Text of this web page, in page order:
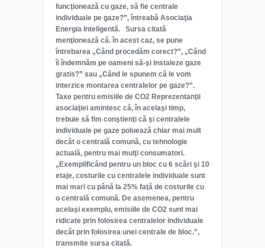
funcţionează cu gaze, să fie centrale
individuale pe gaze?”, întreabă Asociaţia
Energia Inteligentă. Sursa citată
menţionează că. în acest caz, se pune
întrebarea „Când procedăm corect?”, „Când
îi îndemnăm pe oameni să-şi instaleze gaze
gratis?” sau „Când le spunem că le vom
interzice montarea centralelor pe gaze?”.
Taxe pentru emisiile de CO2 Reprezentanţii
asociaţiei amintesc că, în acelaşi timp,
trebuie să fim conştienţi că şi centralele
individuale pe gaze poluează chiar mai mult
decât o centrală comună, cu tehnologie
actuală, pentru mai mulţi consumatori.
„Exemplificând pentru un bloc cu 6 scări şi 10
etaje, costurile cu centralele individuale sunt
mai mari cu până la 25% faţă de costurile cu
o centrală comună. De asemenea, pentru
acelaşi exemplu, emisiile de CO2 sunt mai
ridicate prin folosirea centralelor individuale
decât prin folosirea unei centrale de bloc.”,
transmite sursa citată.